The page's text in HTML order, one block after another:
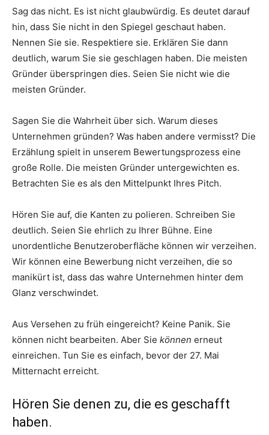
Sag das nicht. Es ist nicht glaubwürdig. Es deutet darauf
hin, dass Sie nicht in den Spiegel geschaut haben.
Nennen Sie sie. Respektiere sie. Erklären Sie dann
deutlich, warum Sie sie geschlagen haben. Die meisten
Gründer überspringen dies. Seien Sie nicht wie die
meisten Gründer.
Sagen Sie die Wahrheit über sich. Warum dieses
Unternehmen gründen? Was haben andere vermisst? Die
Erzählung spielt in unserem Bewertungsprozess eine
große Rolle. Die meisten Gründer untergewichten es.
Betrachten Sie es als den Mittelpunkt Ihres Pitch.
Hören Sie auf, die Kanten zu polieren. Schreiben Sie
deutlich. Seien Sie ehrlich zu Ihrer Bühne. Eine
unordentliche Benutzeroberfläche können wir verzeihen.
Wir können eine Bewerbung nicht verzeihen, die so
manikürt ist, dass das wahre Unternehmen hinter dem
Glanz verschwindet.
Aus Versehen zu früh eingereicht? Keine Panik. Sie
können nicht bearbeiten. Aber Sie können erneut
einreichen. Tun Sie es einfach, bevor der 27. Mai
Mitternacht erreicht.
Hören Sie denen zu, die es geschafft
haben.